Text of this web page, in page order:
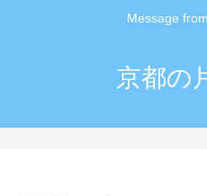
Message
京都の